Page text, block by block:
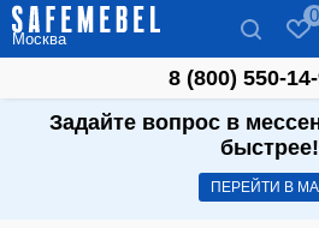
Москва
0
8 (800) 550-
Задайте вопрос в
быстрее!
ПЕРЕЙТИ В